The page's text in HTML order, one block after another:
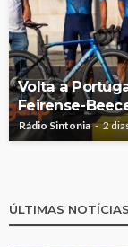
Volta a
Feirense-
Rádio Sintonia 2
ÚLTIMAS NOTÍCIAS